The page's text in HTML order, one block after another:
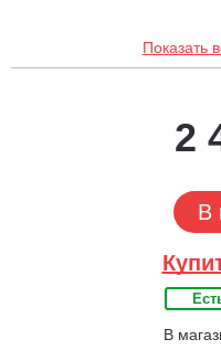
Показать
2
В
В